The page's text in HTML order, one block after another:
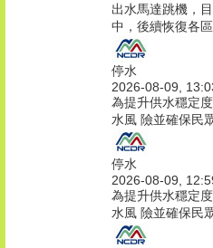
出水馬達跳機，
中，後續恢復各
停水
2026-08-09,
為提升供水穩定
水風 險並確保民
停水
2026-08-09,
為提升供水穩定
水風 險並確保民